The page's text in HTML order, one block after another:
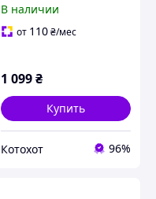
(коричневый)
В наличии
от 110₴/мес
1 099₴
Купить
Котохот 96%